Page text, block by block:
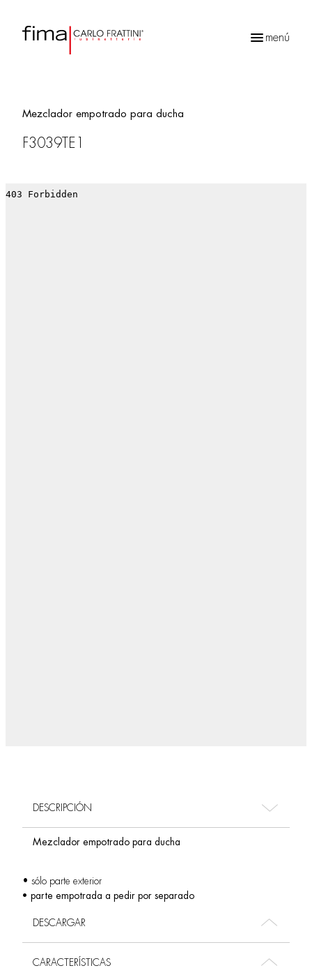
menú
Mezclador empotrado para ducha
F3039TE1
DESCRIPCIÓN
Mezclador empotrado para ducha
• sólo parte exterior
• parte empotrada a pedir por separado
DESCARGAR
CARACTERÍSTICAS